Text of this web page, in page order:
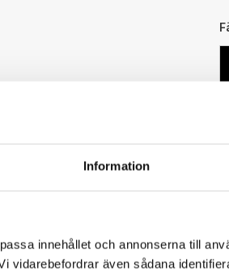
Information
innehållet och annonserna till
vidarebefordrar även sådana